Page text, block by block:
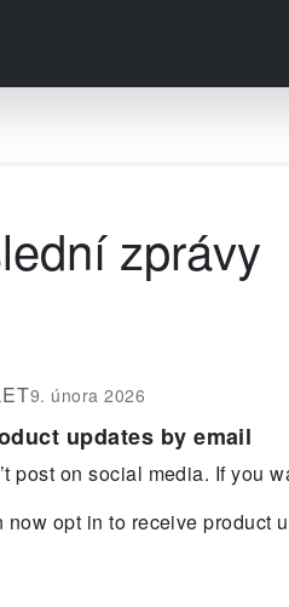
zprávy
9. února 2026
updates by email
post on social media. If you
now opt in to receive product